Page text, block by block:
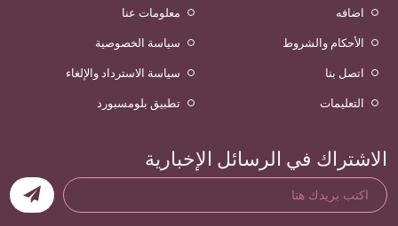
اضافه معلومات عنا
الأحكام والشروط سياسة الخصوصية
اتصل بنا سياسة الاسترداد والإلغاء
التعليمات تطبيق بلومسبورد
الاشتراك في الرسائل الإخبارية